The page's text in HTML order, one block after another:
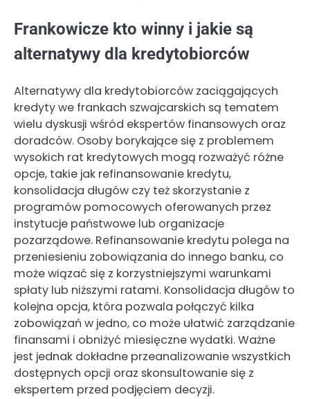
Frankowicze kto winny i jakie są
alternatywy dla kredytobiorców
Alternatywy dla kredytobiorców zaciągających
kredyty we frankach szwajcarskich są tematem
wielu dyskusji wśród ekspertów finansowych oraz
doradców. Osoby borykające się z problemem
wysokich rat kredytowych mogą rozważyć różne
opcje, takie jak refinansowanie kredytu,
konsolidacja długów czy też skorzystanie z
programów pomocowych oferowanych przez
instytucje państwowe lub organizacje
pozarządowe. Refinansowanie kredytu polega na
przeniesieniu zobowiązania do innego banku, co
może wiązać się z korzystniejszymi warunkami
spłaty lub niższymi ratami. Konsolidacja długów to
kolejna opcja, która pozwala połączyć kilka
zobowiązań w jedno, co może ułatwić zarządzanie
finansami i obniżyć miesięczne wydatki. Ważne
jest jednak dokładne przeanalizowanie wszystkich
dostępnych opcji oraz skonsultowanie się z
ekspertem przed podjęciem decyzji.